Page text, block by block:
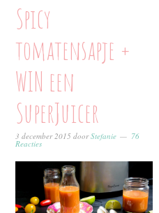
Spicy
tomatensapje +
WIN een
SuperJuicer
3 december 2015 doorStefanie 76
Reacties